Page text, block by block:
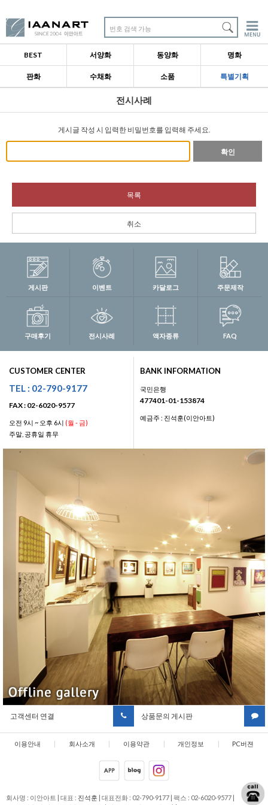
번호 검색 가능
BEST 서양화 동양화 명화
판화 수채화 소품 특별기획
전시사례
게시글 작성 시 입력한 비밀번호를 입력해 주세요.
확인
목록
취소
게시판 이벤트 카달로그 주문제작
구매후기 전시사례 액자종류 FAQ
CUSTOMER CENTER
TEL : 02-790-9177
FAX : 02-6020-9577
오전 9시 ~ 오후 6시 (월 - 금)
주말, 공휴일 휴무
BANK INFORMATION
국민은행
477401-01-153874
예금주 : 진석훈(이안아트)
고객센터 연결 상품문의 게시판
이용안내 | 회사소개 | 이용약관 | 개인정보 | PC버젼
회사명 : 이안아트 | 대표 : 진석훈 | 대표전화 : 02-790-9177 | 팩스 : 02-6020-9577 |